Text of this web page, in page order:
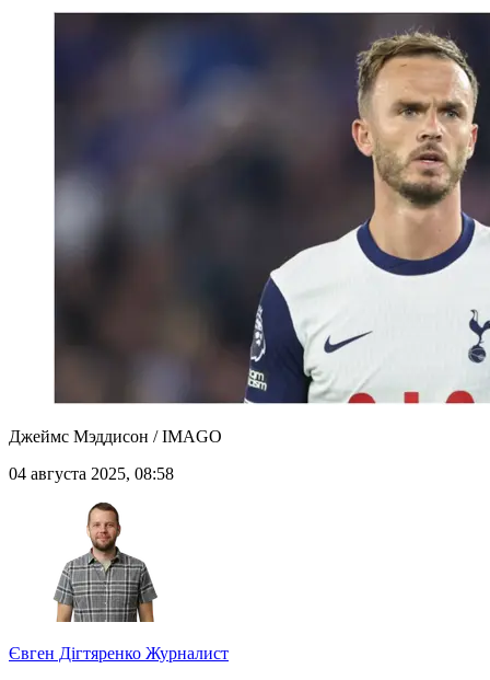
Джеймс Мэддисон / IMAGO
04 августа 2025, 08:58
Євген Дігтяренко Журналист